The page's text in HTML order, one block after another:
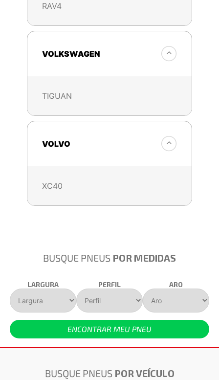
RAV4
VOLKSWAGEN
TIGUAN
VOLVO
XC40
BUSQUE PNEUS POR MEDIDAS
LARGURA PERFIL ARO
ENCONTRAR MEU PNEU
BUSQUE PNEUS POR VEÍCULO